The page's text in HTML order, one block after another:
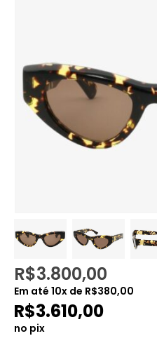
R$3.800,00
Em até 10x de R$380,00
R$3.610,00
no pix